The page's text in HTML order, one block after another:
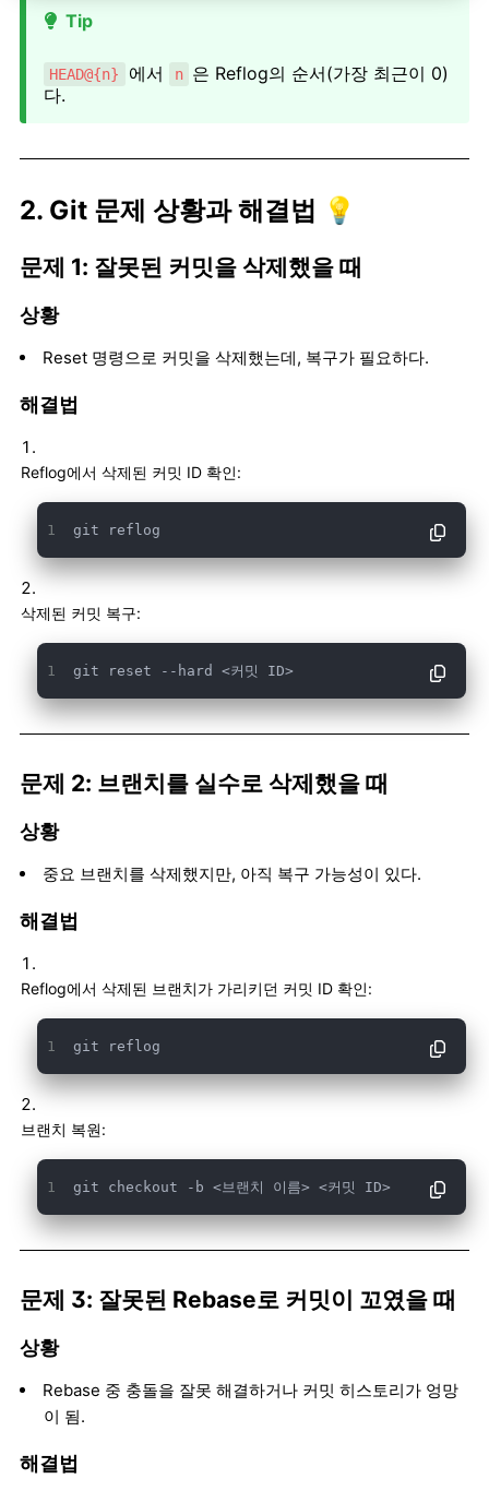
Tip
HEAD@{n} 에서 n 은 Reflog의 순서(가장 최근이 0)
다.
2. Git 문제 상황과 해결법 💡
문제 1: 잘못된 커밋을 삭제했을 때
상황
Reset 명령으로 커밋을 삭제했는데, 복구가 필요하다.
해결법
Reflog에서 삭제된 커밋 ID 확인:
git reflog
삭제된 커밋 복구:
git reset --hard <커밋 ID>
문제 2: 브랜치를 실수로 삭제했을 때
상황
중요 브랜치를 삭제했지만, 아직 복구 가능성이 있다.
해결법
Reflog에서 삭제된 브랜치가 가리키던 커밋 ID 확인:
git reflog
브랜치 복원:
git checkout -b <브랜치 이름> <커밋 ID>
문제 3: 잘못된 Rebase로 커밋이 꼬였을 때
상황
Rebase 중 충돌을 잘못 해결하거나 커밋 히스토리가 엉망
이 됨.
해결법